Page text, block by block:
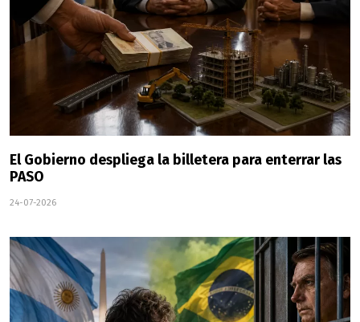
El Gobierno despliega la billetera para enterrar las
PASO
24-07-2026